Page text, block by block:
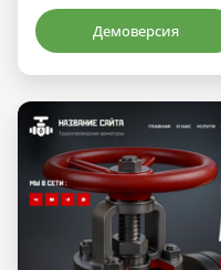
Демоверсия